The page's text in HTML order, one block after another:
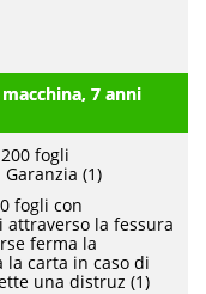
7 anni
fogli
(1)
fogli con
attraverso la fessura
ferma la
carta in caso di
una distruz (1)